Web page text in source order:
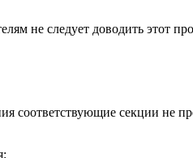
не следует доводить этот
соответствующие секции не